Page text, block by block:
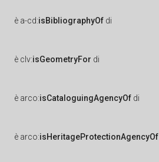
è a-cd:isBibliographyOf di
è clv:isGeometryFor di
è arco:isCataloguingAgencyOf di
è arco:isHeritageProtectionAgencyOf